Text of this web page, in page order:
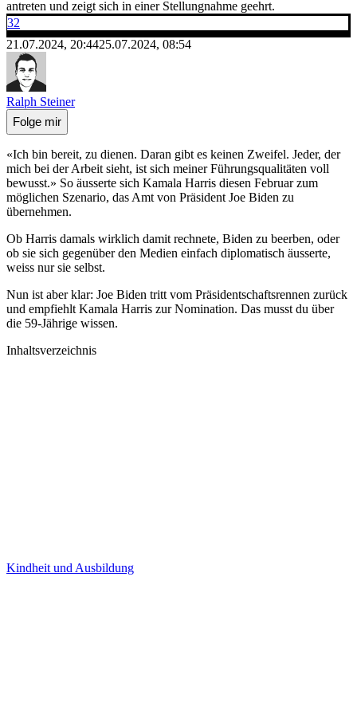
antreten und zeigt sich in einer Stellungnahme geehrt.
32
21.07.2024, 20:4425.07.2024, 08:54
Ralph Steiner
Folge mir
«Ich bin bereit, zu dienen. Daran gibt es keinen Zweifel. Jeder, der
mich bei der Arbeit sieht, ist sich meiner Führungsqualitäten voll
bewusst.» So äusserte sich Kamala Harris diesen Februar zum
möglichen Szenario, das Amt von Präsident Joe Biden zu
übernehmen.
Ob Harris damals wirklich damit rechnete, Biden zu beerben, oder
ob sie sich gegenüber den Medien einfach diplomatisch äusserte,
weiss nur sie selbst.
Nun ist aber klar: Joe Biden tritt vom Präsidentschaftsrennen zurück
und empfiehlt Kamala Harris zur Nomination. Das musst du über
die 59-Jährige wissen.
Inhaltsverzeichnis
Kindheit und Ausbildung